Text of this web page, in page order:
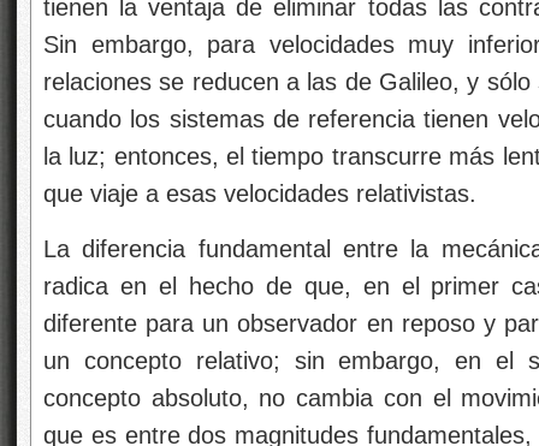
tienen la ventaja de eliminar todas las
Sin embargo, para velocidades muy
relaciones se reducen a las de Galileo, y
cuando los sistemas de referencia tienen
la luz; entonces, el tiempo transcurre más
que viaje a esas velocidades relativistas.
La diferencia fundamental entre la
radica en el hecho de que, en el primer
diferente para un observador en reposo y
un concepto relativo; sin embargo, en el
concepto absoluto, no cambia con el
que es entre dos magnitudes